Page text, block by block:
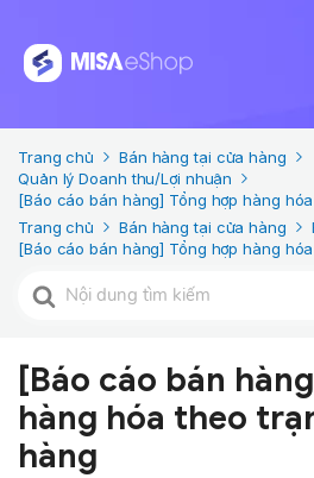
Trang chủ
Bán hàng tại cửa hàng
Quản lý Doanh thu/Lợi nhuận
[Báo cáo bán hàng] Tổng hợp hàng
Trang chủ
Bán hàng tại cửa hàng
[Báo cáo bán hàng] Tổng hợp hàng
Tìm
kiếm
[Báo cáo bán
hàng hóa theo
hàng